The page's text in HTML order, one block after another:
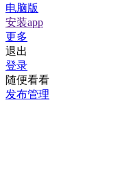
电脑版
安装app
更多
退出
登录
随便看看
发布管理